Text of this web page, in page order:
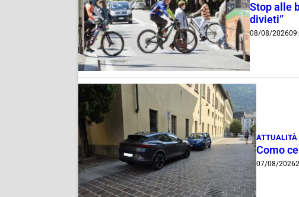
Stop alle
divieti”
08/08/2026
ATTUALITÀ
Como
07/08/2026